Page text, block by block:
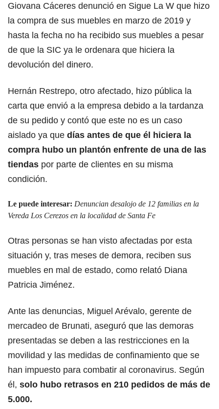
Giovana Cáceres denunció en Sigue La W que hizo
la compra de sus muebles en marzo de 2019 y
hasta la fecha no ha recibido sus muebles a pesar
de que la SIC ya le ordenara que hiciera la
devolución del dinero.
Hernán Restrepo, otro afectado, hizo pública la
carta que envió a la empresa debido a la tardanza
de su pedido y contó que este no es un caso
aislado ya que días antes de que él hiciera la
compra hubo un plantón enfrente de una de las
tiendas por parte de clientes en su misma
condición.
Le puede interesar: Denuncian desalojo de 12 familias en la
Vereda Los Cerezos en la localidad de Santa Fe
Otras personas se han visto afectadas por esta
situación y, tras meses de demora, reciben sus
muebles en mal de estado, como relató Diana
Patricia Jiménez.
Ante las denuncias, Miguel Arévalo, gerente de
mercadeo de Brunati, aseguró que las demoras
presentadas se deben a las restricciones en la
movilidad y las medidas de confinamiento que se
han impuesto para combatir al coronavirus. Según
él, solo hubo retrasos en 210 pedidos de más de
5.000.